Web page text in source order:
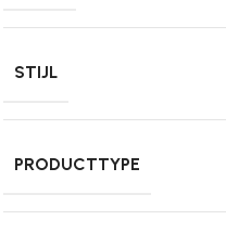
STIJL
PRODUCTTYPE